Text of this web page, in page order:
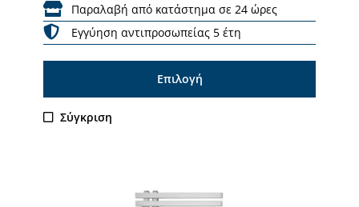
Παραλαβή από κατάστημα σε 24 ώρες
Εγγύηση αντιπροσωπείας 5 έτη
Επιλογή
Σύγκριση